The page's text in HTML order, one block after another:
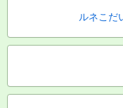
ルネこだ